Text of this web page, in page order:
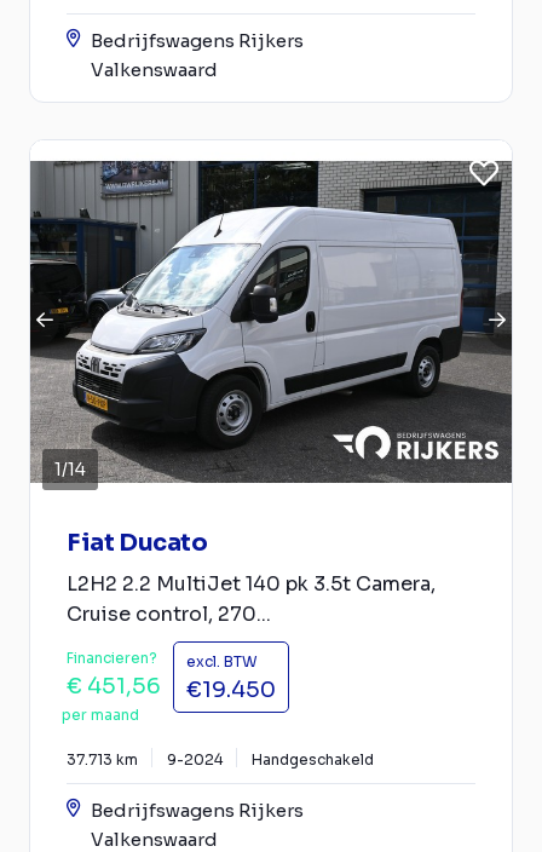
Bedrijfswagens Rijkers
Valkenswaard
1/14
Fiat Ducato
L2H2 2.2 MultiJet 140 pk 3.5t Camera,
Cruise control, 270...
Financieren?
€ 451,56
per maand
excl. BTW
€19.450
37.713 km 9-2024 Handgeschakeld
Bedrijfswagens Rijkers
Valkenswaard